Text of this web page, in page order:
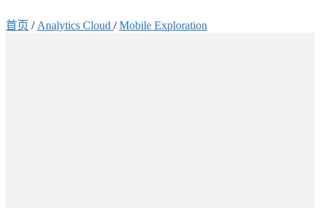
首页 / Analytics Cloud / Mobile Exploration